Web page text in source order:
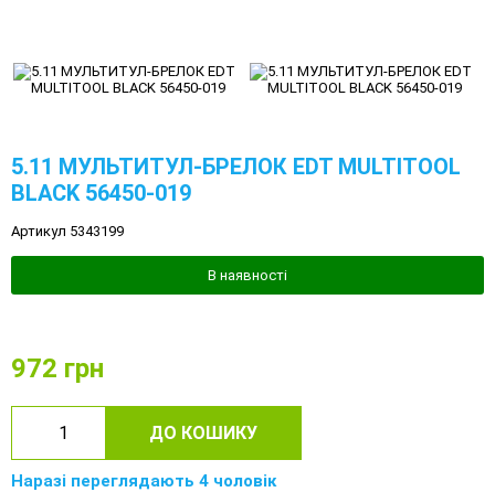
5.11 МУЛЬТИТУЛ-БРЕЛОК EDT MULTITOOL
BLACK 56450-019
Артикул 5343199
В наявності
972 грн
ДО КОШИКУ
Наразі переглядають 4 чоловік